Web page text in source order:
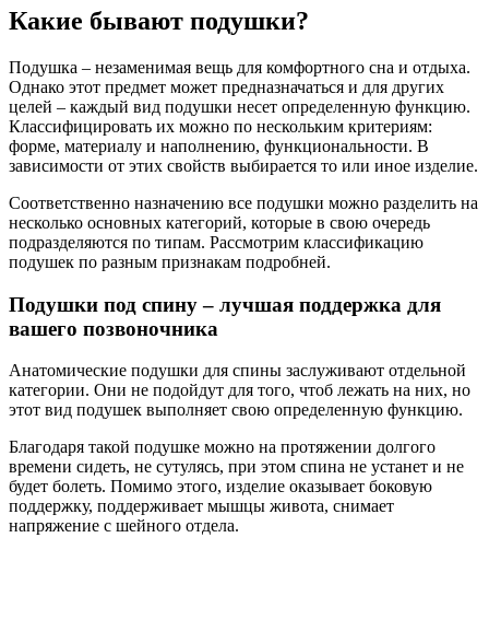
Какие бывают подушки?
Подушка – незаменимая вещь для комфортного сна и отдыха.
Однако этот предмет может предназначаться и для других
целей – каждый вид подушки несет определенную функцию.
Классифицировать их можно по нескольким критериям:
форме, материалу и наполнению, функциональности. В
зависимости от этих свойств выбирается то или иное изделие.
Соответственно назначению все подушки можно разделить на
несколько основных категорий, которые в свою очередь
подразделяются по типам. Рассмотрим классификацию
подушек по разным признакам подробней.
Подушки под спину – лучшая поддержка для
вашего позвоночника
Анатомические подушки для спины заслуживают отдельной
категории. Они не подойдут для того, чтоб лежать на них, но
этот вид подушек выполняет свою определенную функцию.
Благодаря такой подушке можно на протяжении долгого
времени сидеть, не сутулясь, при этом спина не устанет и не
будет болеть. Помимо этого, изделие оказывает боковую
поддержку, поддерживает мышцы живота, снимает
напряжение с шейного отдела.